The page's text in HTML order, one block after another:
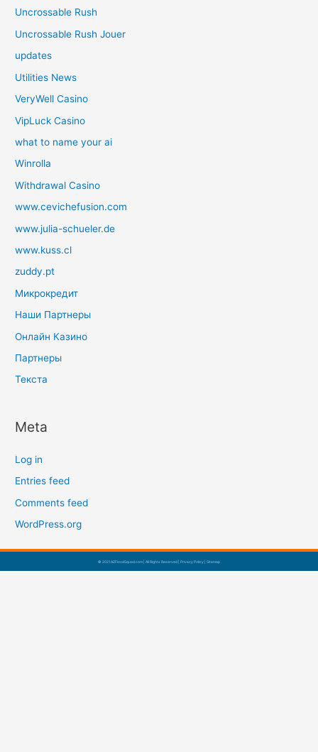
Uncrossable Rush
Uncrossable Rush Jouer
updates
Utilities News
VeryWell Casino
VipLuck Casino
what to name your ai
Winrolla
Withdrawal Casino
www.cevichefusion.com
www.julia-schueler.de
www.kuss.cl
zuddy.pt
Микрокредит
Наши Партнеры
Онлайн Казино
Партнеры
Текста
Meta
Log in
Entries feed
Comments feed
WordPress.org
© 2021 AZFloodSquad.com | All Rights Reserved | Privacy Policy Sitemap